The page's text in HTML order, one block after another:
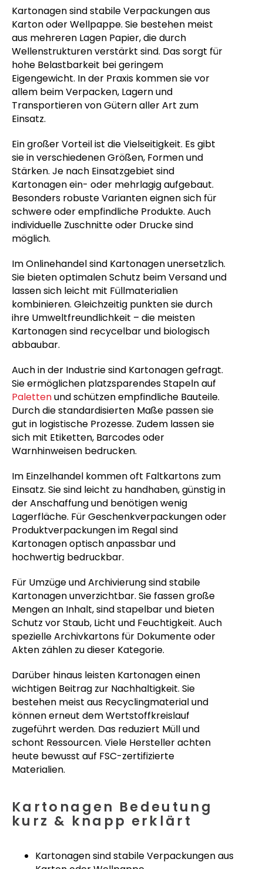
Kartonagen sind stabile Verpackungen aus
Karton oder Wellpappe. Sie bestehen meist
aus mehreren Lagen Papier, die durch
Wellenstrukturen verstärkt sind. Das sorgt für
hohe Belastbarkeit bei geringem
Eigengewicht. In der Praxis kommen sie vor
allem beim Verpacken, Lagern und
Transportieren von Gütern aller Art zum
Einsatz.
Ein großer Vorteil ist die Vielseitigkeit. Es gibt
sie in verschiedenen Größen, Formen und
Stärken. Je nach Einsatzgebiet sind
Kartonagen ein- oder mehrlagig aufgebaut.
Besonders robuste Varianten eignen sich für
schwere oder empfindliche Produkte. Auch
individuelle Zuschnitte oder Drucke sind
möglich.
Im Onlinehandel sind Kartonagen unersetzlich.
Sie bieten optimalen Schutz beim Versand und
lassen sich leicht mit Füllmaterialien
kombinieren. Gleichzeitig punkten sie durch
ihre Umweltfreundlichkeit – die meisten
Kartonagen sind recycelbar und biologisch
abbaubar.
Auch in der Industrie sind Kartonagen gefragt.
Sie ermöglichen platzsparendes Stapeln auf
Palettenund schützen empfindliche Bauteile.
Durch die standardisierten Maße passen sie
gut in logistische Prozesse. Zudem lassen sie
sich mit Etiketten, Barcodes oder
Warnhinweisen bedrucken.
Im Einzelhandel kommen oft Faltkartons zum
Einsatz. Sie sind leicht zu handhaben, günstig in
der Anschaffung und benötigen wenig
Lagerfläche. Für Geschenkverpackungen oder
Produktverpackungen im Regal sind
Kartonagen optisch anpassbar und
hochwertig bedruckbar.
Für Umzüge und Archivierung sind stabile
Kartonagen unverzichtbar. Sie fassen große
Mengen an Inhalt, sind stapelbar und bieten
Schutz vor Staub, Licht und Feuchtigkeit. Auch
spezielle Archivkartons für Dokumente oder
Akten zählen zu dieser Kategorie.
Darüber hinaus leisten Kartonagen einen
wichtigen Beitrag zur Nachhaltigkeit. Sie
bestehen meist aus Recyclingmaterial und
können erneut dem Wertstoffkreislauf
zugeführt werden. Das reduziert Müll und
schont Ressourcen. Viele Hersteller achten
heute bewusst auf FSC-zertifizierte
Materialien.
Kartonagen Bedeutung
kurz & knapp erklärt
Kartonagen sind stabile Verpackungen aus